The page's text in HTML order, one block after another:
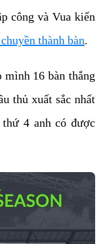
công và Vua kiến
thành bàn.
16 bàn thắng
thủ xuất sắc nhất
4 anh có được